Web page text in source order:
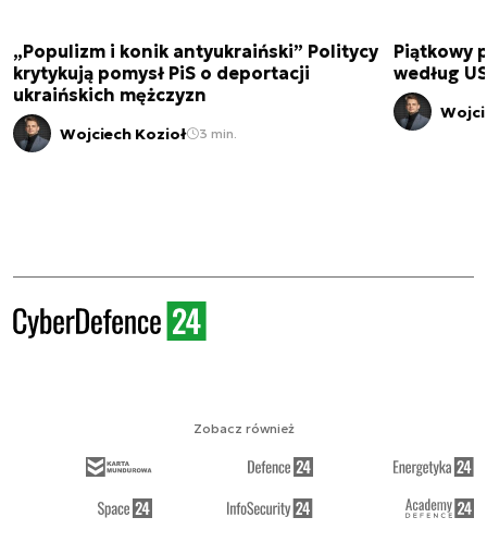
„Populizm i konik antyukraiński” Politycy
krytykują pomysł PiS o deportacji
ukraińskich mężczyzn
Wojciech Kozioł 3 min.
Piątkowy
według
Zobacz również